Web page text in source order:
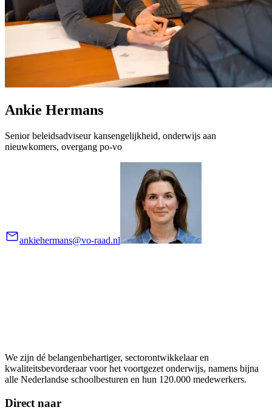
Ankie Hermans
Senior beleidsadviseur kansengelijkheid, onderwijs aan
nieuwkomers, overgang po-vo
ankiehermans@vo-raad.nl
We zijn dé belangenbehartiger, sectorontwikkelaar en
kwaliteitsbevorderaar voor het voortgezet onderwijs, namens bijna
alle Nederlandse schoolbesturen en hun 120.000 medewerkers.
Direct naar